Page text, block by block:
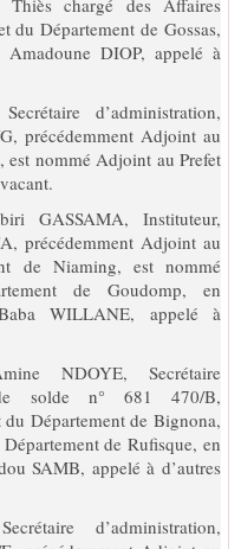
du Département de Gossas,
DIOP, appelé à
d’administration,
précédemment Adjoint au
est nommé Adjoint au Prefet
GASSAMA, Instituteur,
précédemment Adjoint au
de Niaming, est nommé
de Goudomp, en
WILLANE, appelé à
NDOYE, Secrétaire
de solde n° 681 470/B,
Département de Bignona,
de Rufisque, en
SAMB, appelé à d’autres
d’administration,